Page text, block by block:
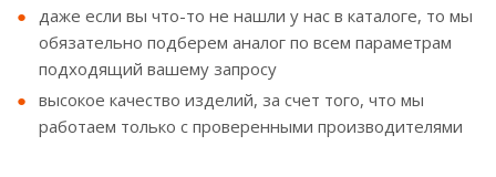
даже если вы что-то не нашли у нас в каталоге, то мы
обязательно подберем аналог по всем параметрам
подходящий вашему запросу
высокое качество изделий, за счет того, что мы
работаем только с проверенными производителями